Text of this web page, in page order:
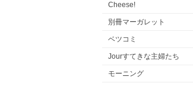
Cheese!
別冊マーガレット
ベツコミ
Jourすてきな主婦たち
モーニング